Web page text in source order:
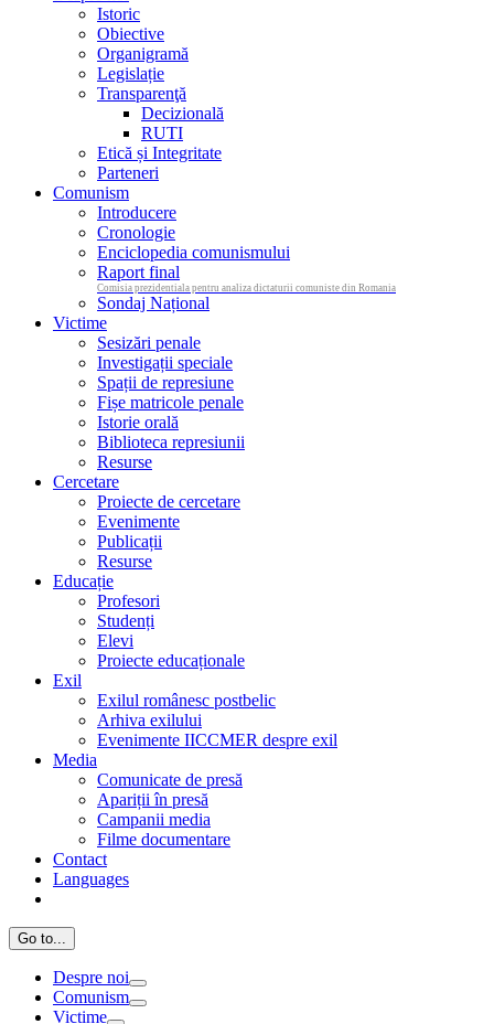
Istoric
Obiective
Organigramă
Legislație
Transparenţă
Decizională
RUTI
Etică și Integritate
Parteneri
Comunism
Introducere
Cronologie
Enciclopedia comunismului
Raport final
Comisia prezidentiala pentru analiza dictaturii comuniste din Romania
Sondaj Național
Victime
Sesizări penale
Investigații speciale
Spații de represiune
Fișe matricole penale
Istorie orală
Biblioteca represiunii
Resurse
Cercetare
Proiecte de cercetare
Evenimente
Publicații
Resurse
Educație
Profesori
Studenți
Elevi
Proiecte educaționale
Exil
Exilul românesc postbelic
Arhiva exilului
Evenimente IICCMER despre exil
Media
Comunicate de presă
Apariții în presă
Campanii media
Filme documentare
Contact
Languages
Go to...
Despre noi
Comunism
Victime